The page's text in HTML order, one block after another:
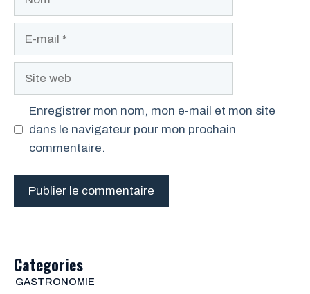
Enregistrer mon nom, mon e-mail et mon site
dans le navigateur pour mon prochain
commentaire.
Categories
GASTRONOMIE